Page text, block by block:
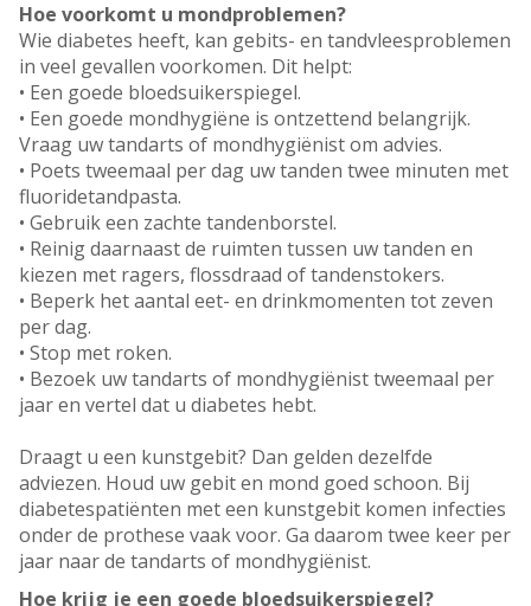
Hoe voorkomt u mondproblemen?
Wie diabetes heeft, kan gebits- en tandvleesproblemen
in veel gevallen voorkomen. Dit helpt:
• Een goede bloedsuikerspiegel.
• Een goede mondhygiëne is ontzettend belangrijk.
Vraag uw tandarts of mondhygiënist om advies.
• Poets tweemaal per dag uw tanden twee minuten met
fluoridetandpasta.
• Gebruik een zachte tandenborstel.
• Reinig daarnaast de ruimten tussen uw tanden en
kiezen met ragers, flossdraad of tandenstokers.
• Beperk het aantal eet- en drinkmomenten tot zeven
per dag.
• Stop met roken.
• Bezoek uw tandarts of mondhygiënist tweemaal per
jaar en vertel dat u diabetes hebt.
Draagt u een kunstgebit? Dan gelden dezelfde
adviezen. Houd uw gebit en mond goed schoon. Bij
diabetespatiënten met een kunstgebit komen infecties
onder de prothese vaak voor. Ga daarom twee keer per
jaar naar de tandarts of mondhygiënist.
Hoe krijg je een goede bloedsuikerspiegel?